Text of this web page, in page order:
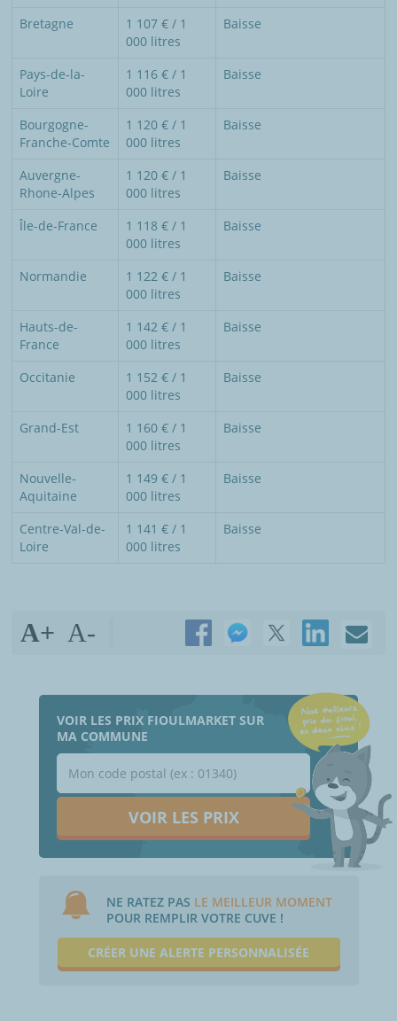
Bretagne
1 107 € / 1
000 litres
Baisse
Pays-de-la-
Loire
1 116 € / 1
000 litres
Baisse
Bourgogne-
Franche-Comte
1 120 € / 1
000 litres
Baisse
Auvergne-
Rhone-Alpes
1 120 € / 1
000 litres
Baisse
Île-de-France
1 118 € / 1
000 litres
Baisse
Normandie
1 122 € / 1
000 litres
Baisse
Hauts-de-
France
1 142 € / 1
000 litres
Baisse
Occitanie
1 152 € / 1
000 litres
Baisse
Grand-Est
1 160 € / 1
000 litres
Baisse
Nouvelle-
Aquitaine
1 149 € / 1
000 litres
Baisse
Centre-Val-de-
Loire
1 141 € / 1
000 litres
Baisse
A+ A-
VOIR LES PRIX FIOULMARKET SUR
MA COMMUNE
VOIR LES PRIX
NE RATEZ PAS LE MEILLEUR MOMENT
POUR REMPLIR VOTRE CUVE !
CRÉER UNE ALERTE PERSONNALISÉE